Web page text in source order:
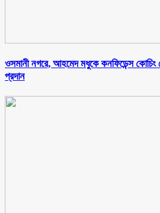
ওসমানী নগরে, আহমেদ মধুকে কনফিডেন্স কোচিং
প্রদান